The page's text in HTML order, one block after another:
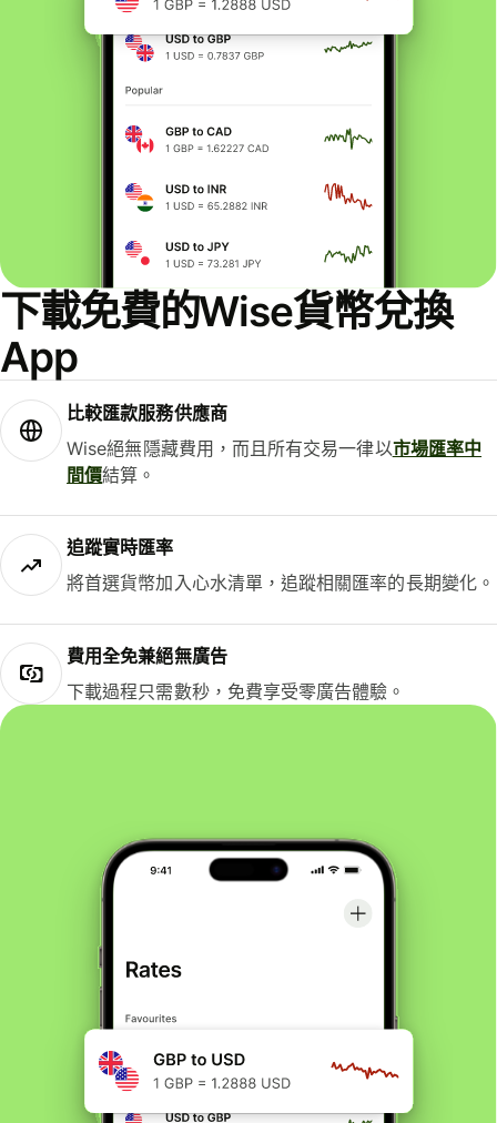
下載免費的Wise貨幣兌換
App
比較匯款服務供應商
Wise絕無隱藏費用，而且所有交易一律以市場匯率中
間價結算。
追蹤實時匯率
將首選貨幣加入心水清單，追蹤相關匯率的長期變化。
費用全免兼絕無廣告
下載過程只需數秒，免費享受零廣告體驗。